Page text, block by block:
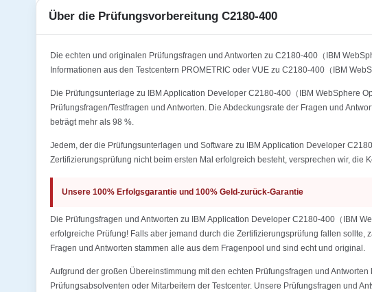
Über die Prüfungsvorbereitung C2180-400
Die echten und originalen Prüfungsfragen und Antworten zu C2180-400（IBM
Informationen aus den Testcentern PROMETRIC oder VUE zu C2180-400（IBM
Die Prüfungsunterlage zu IBM Application Developer C2180-400（IBM WebSphere
Prüfungsfragen/Testfragen und Antworten. Die Abdeckungsrate der Fragen und
beträgt mehr als 98 %.
Jedem, der die Prüfungsunterlagen und Software zu IBM Application Developer
Zertifizierungsprüfung nicht beim ersten Mal erfolgreich besteht, versprechen wir, die
Unsere 100% Erfolgsgarantie und 100% Geld-zurück-Garantie
Die Prüfungsfragen und Antworten zu IBM Application Developer C2180-400（IBM
erfolgreiche Prüfung! Falls aber jemand durch die Zertifizierungsprüfung fallen
Fragen und Antworten stammen alle aus dem Fragenpool und sind echt und original.
Aufgrund der großen Übereinstimmung mit den echten Prüfungsfragen und
Prüfungsabsolventen oder Mitarbeitern der Testcenter. Unsere Prüfungsfragen und